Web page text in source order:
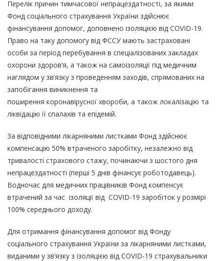
Перелік причин тимчасової непрацездатності, за якими
Фонд соціального страхування України здійснює
фінансування допомог, доповнено ізоляцією від COVID-19.
Право на таку допомогу від ФССУ мають застраховані
особи за період перебування в спеціалізованих закладах
охорони здоров’я, а також на самоізоляції під медичним
наглядом у зв’язку з проведенням заходів, спрямованих на
запобігання виникнення та
поширення коронавірусної хвороби, а також локалізацію та
ліквідацію її спалахів та епідемій.
За відповідними лікарняними листками Фонд здійснює
компенсацію 50% втраченого заробітку, незалежно від
тривалості страхового стажу, починаючи з шостого дня
непрацездатності (перші 5 днів фінансує роботодавець).
Водночас для медичних працівників Фонд компенсує
втрачений за час ізоляції від COVID-19 заробіток у розмірі
100% середнього доходу.
Для отримання фінансування допомог від Фонду
соціального страхування України за лікарняними листками,
виданими у зв’язку з ізоляцією від COVID-19 страхувальники